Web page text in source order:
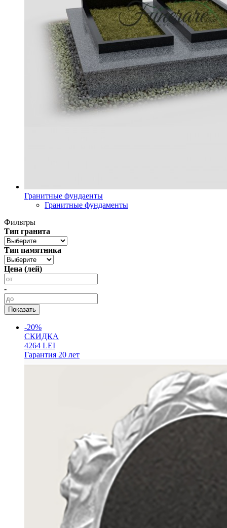
Гранитные фундаенты
Гранитные фундаменты
Фильтры
Тип гранита
Тип памятника
Цена (лей)
-
-20%
СКИДКА
4264 LEI
Гарантия 20 лет